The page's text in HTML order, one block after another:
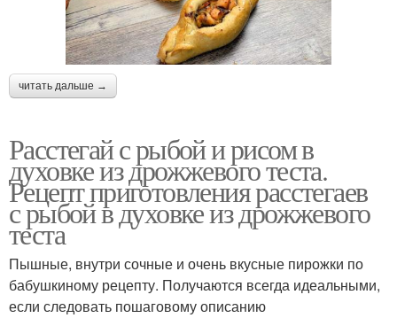
читать дальше →
Расстегай с рыбой и рисом в
духовке из дрожжевого теста.
Рецепт приготовления расстегаев
с рыбой в духовке из дрожжевого
теста
Пышные, внутри сочные и очень вкусные пирожки по
бабушкиному рецепту. Получаются всегда идеальными,
если следовать пошаговому описанию